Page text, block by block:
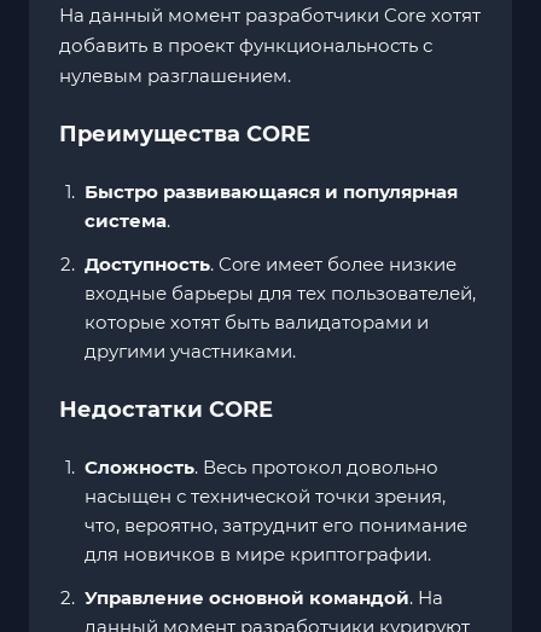
На данный момент разработчики Core хотят
добавить в проект функциональность с
нулевым разглашением.
Преимущества CORE
Быстро развивающаяся и популярная
система.
Доступность. Core имеет более низкие
входные барьеры для тех пользователей,
которые хотят быть валидаторами и
другими участниками.
Недостатки CORE
Сложность. Весь протокол довольно
насыщен с технической точки зрения,
что, вероятно, затруднит его понимание
для новичков в мире криптографии.
Управление основной командой. На
данный момент разработчики курируют